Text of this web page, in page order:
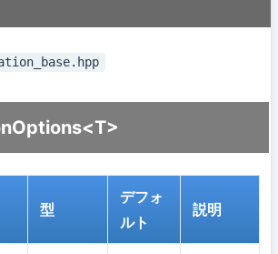
型
デフォ
ルト
説明